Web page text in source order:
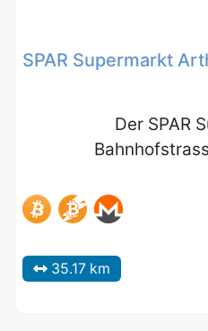
SPAR Supermarkt
Der SPAR
35.17 km